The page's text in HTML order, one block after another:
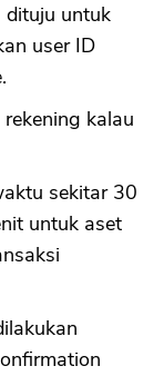
untuk
user ID
kalau
sekitar 30
untuk aset